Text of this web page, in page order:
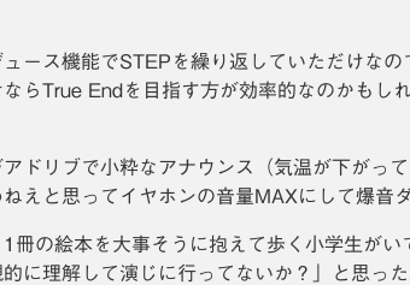
ース機能でSTEPを繰り返していただけな
らTrue Endを目指す方が効率的なのかもし
ドリブで小粋なアナウンス（気温が下がっ
えと思ってイヤホンの音量MAXにして爆音
冊の絵本を大事そうに抱えて歩く小学生が
に理解して演じに行ってないか？」と思った